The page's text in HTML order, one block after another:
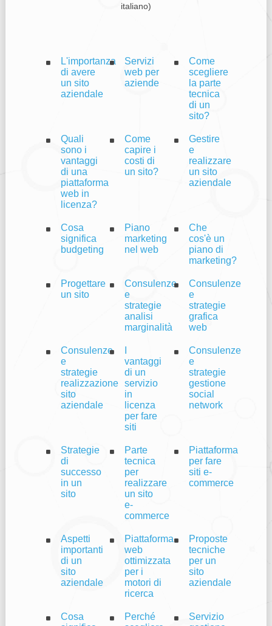
italiano)
L'importanza
di avere
un sito
aziendale
Servizi
web per
aziende
Come
scegliere
la parte
tecnica
di un
sito?
Quali
sono i
vantaggi
di una
piattaforma
web in
licenza?
Come
capire i
costi di
un sito?
Gestire
e
realizzare
un sito
aziendale
Cosa
significa
budgeting
Piano
marketing
nel web
Che
cos'è un
piano di
marketing?
Progettare
un sito
Consulenze
e
strategie
analisi
marginalità
Consulenze
e
strategie
grafica
web
Consulenze
e
strategie
realizzazione
sito
aziendale
vantaggi
di un
servizio
in
licenza
per fare
siti
Consulenze
e
strategie
gestione
social
network
Strategie
di
successo
in un
sito
Parte
tecnica
per
realizzare
un sito
e-
commerce
Piattaforma
per fare
siti e-
commerce
Aspetti
importanti
di un
sito
aziendale
Piattaforma
web
ottimizzata
per i
motori di
ricerca
Proposte
tecniche
per un
sito
aziendale
Cosa
Perché
Servizio